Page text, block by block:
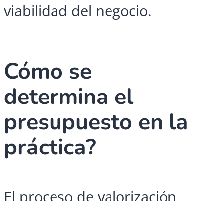
viabilidad del negocio.
Cómo se
determina el
presupuesto en la
práctica?
El proceso de valorización